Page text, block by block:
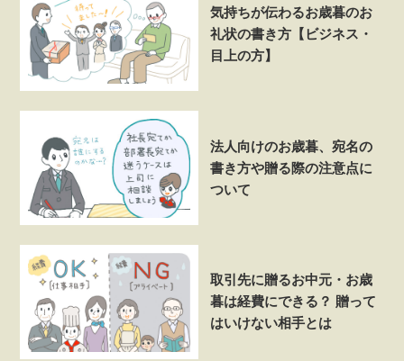
気持ちが伝わるお歳暮のお
礼状の書き方【ビジネス・
目上の方】
法人向けのお歳暮、宛名の
書き方や贈る際の注意点に
ついて
取引先に贈るお中元・お歳
暮は経費にできる？ 贈って
はいけない相手とは